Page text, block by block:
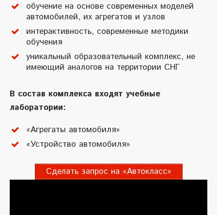
обучение на основе современных моделей
автомобилей, их агрегатов и узлов
интерактивность, современные методики
обучения
уникальный образовательный комплекс, не
имеющий аналогов на территории СНГ
В состав комплекса входят учебные
лаборатории:
«Агрегаты автомобиля»
«Устройство автомобиля»
Сделать запрос на «Автокласс»